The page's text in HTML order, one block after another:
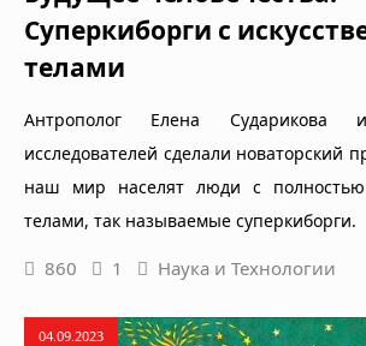
Суперкиборги с
телами
Антрополог Елена
исследователей сделали новаторский
наш мир населят люди с полностью
телами, так называемые суперкиборги.
860 1 Наука и Технологии
04.09.2023